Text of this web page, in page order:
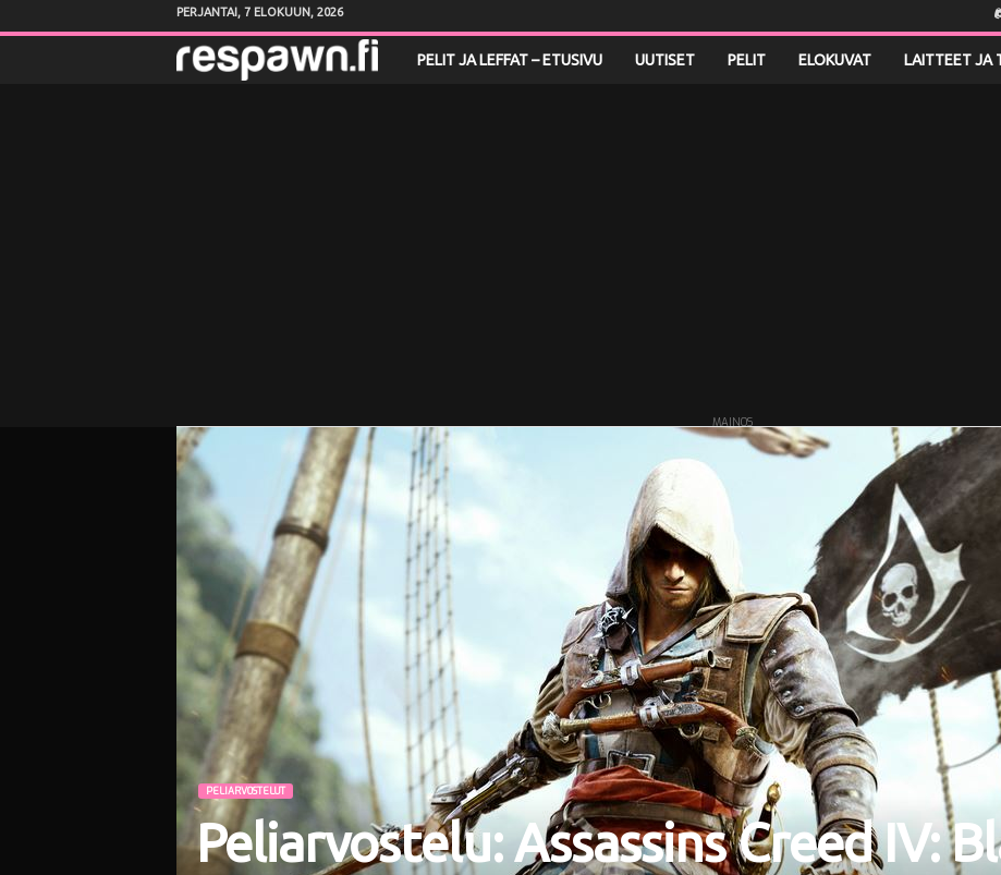
PERJANTAI, 7 ELOKUUN, 2026
PELIT JA LEFFAT – ETUSIVU UUTISET PELIT ELOKUVAT LAITTEET JA
MAINOS
PELIARVOSTELUT
Peliarvostelu: Assassins Creed IV: